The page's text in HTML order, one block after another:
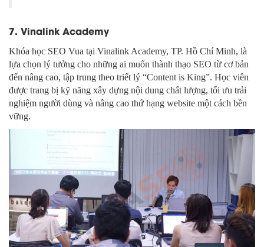
7. Vinalink Academy
Khóa học SEO Vua tại Vinalink Academy, TP. Hồ Chí Minh, là
lựa chọn lý tưởng cho những ai muốn thành thạo SEO từ cơ bản
đến nâng cao, tập trung theo triết lý “Content is King”. Học viên
được trang bị kỹ năng xây dựng nội dung chất lượng, tối ưu trải
nghiệm người dùng và nâng cao thứ hạng website một cách bền
vững.